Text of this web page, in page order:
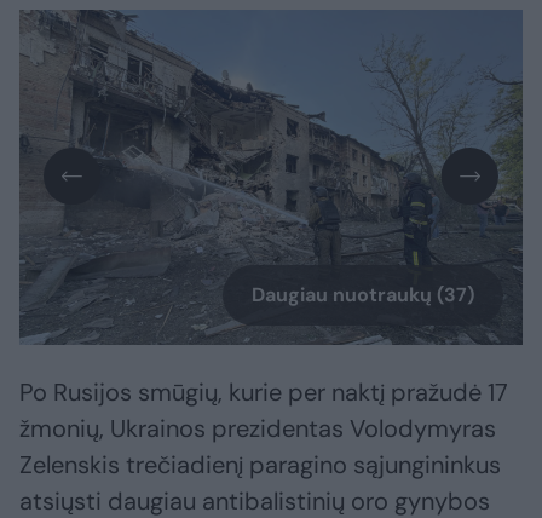
Daugiau nuotraukų (37)
Po Rusijos smūgių, kurie per naktį pražudė 17
žmonių, Ukrainos prezidentas Volodymyras
Zelenskis trečiadienį paragino sąjungininkus
atsiųsti daugiau antibalistinių oro gynybos